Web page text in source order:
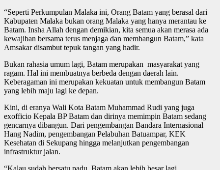
“Seperti Perkumpulan Malaka ini, Orang Batam yang berasal dari
Kabupaten Malaka bukan orang Malaka yang hanya merantau ke
Batam. Insha Allah dengan demikian, kita semua akan merasa ada
kewajiban bersama terus menjaga dan membangun Batam,” kata
Amsakar disambut tepuk tangan yang hadir.
Bukan rahasia umum lagi, Batam merupakan masyarakat yang
ragam. Hal ini membuatnya berbeda dengan daerah lain.
Keberagaman ini merupakan kekuatan untuk membangun Batam
yang lebih maju lagi ke depan.
Kini, di eranya Wali Kota Batam Muhammad Rudi yang juga
exofficio Kepala BP Batam dan dirinya memimpin Batam sedang
gencarnya dibangun. Dari pengembangan Bandara Internasional
Hang Nadim, pengembangan Pelabuhan Batuampar, KEK
Kesehatan di Sekupang hingga melanjutkan pengembangan
infrastruktur jalan.
“Kalau sudah bersatu padu, Batam akan lebih besar lagi